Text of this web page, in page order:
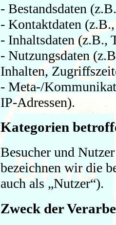
- Bestandsdaten
- Kontaktdaten
- Inhaltsdaten (z.B.,
- Nutzungsdaten
Inhalten,
- Meta-/
IP-Adressen).
Kategorien
Besucher und
bezeichnen wir die
auch als „Nutzer“).
Zweck der